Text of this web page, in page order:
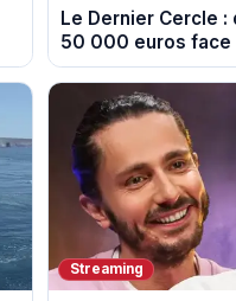
Le Dernier Cercle
50 000 euros face
?
Streaming